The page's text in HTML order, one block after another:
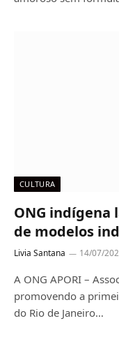
CULTURA
ONG indígena
de modelos
Livia Santana 14/07/
A ONG APORI –
promovendo a
do Rio de Janeiro…